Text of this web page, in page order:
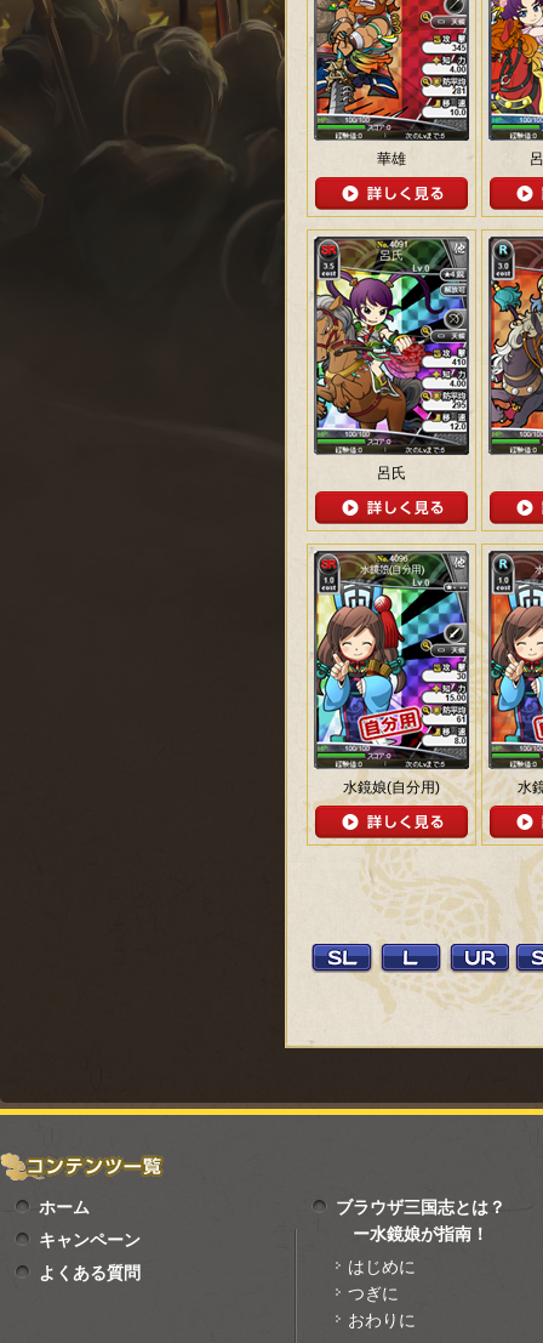
華雄
呂氏
水鏡娘(自分用) 水
ホーム
キャンペーン
よくある質問
ブラウザ三国志とは？
ー水鏡娘が指南！
はじめに
つぎに
おわりに